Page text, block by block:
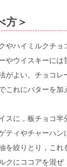
方＞
ハイミルクチョ
やウイスキーに
がよい。チョコ
これにバターを
に，板チョコ半
ティやチャーハン
絞りとり，これ
クにココアを混